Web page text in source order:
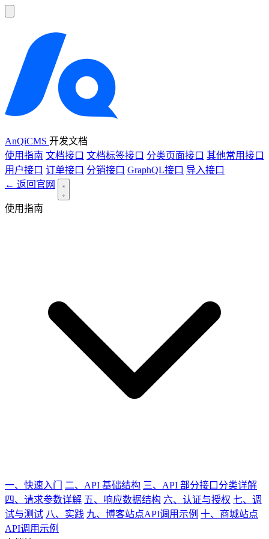
AnQiCMS 开发文档
使用指南 文档接口 文档标签接口 分类页面接口 其他常用接口
用户接口 订单接口 分销接口 GraphQL接口 导入接口
← 返回官网
使用指南
一、快速入门 二、API 基础结构 三、API 部分接口分类详解
四、请求参数详解 五、响应数据结构 六、认证与授权 七、调
试与测试 八、实践 九、博客站点API调用示例 十、商城站点
API调用示例